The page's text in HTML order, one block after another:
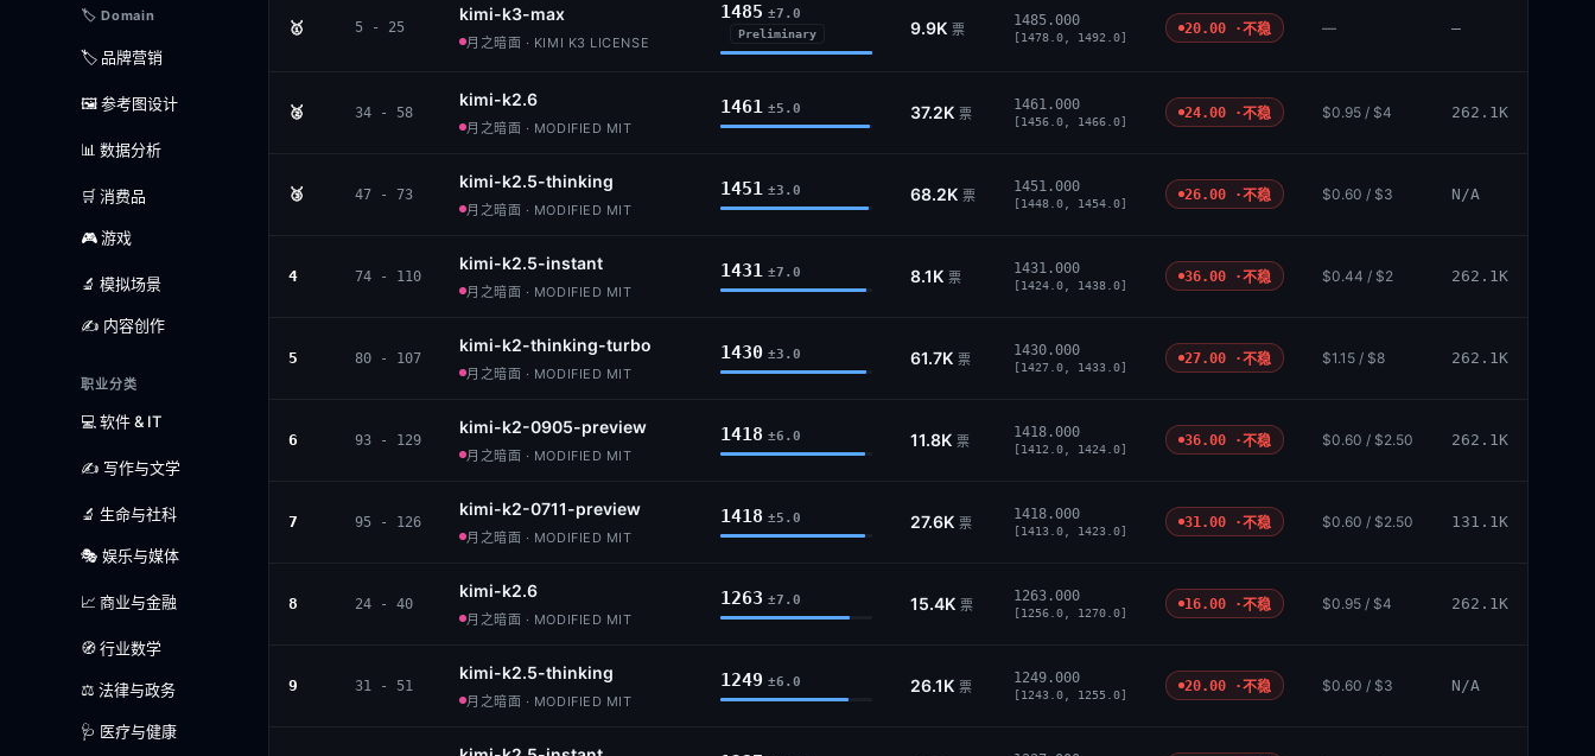
🏷️ Domain
🏷️ 品牌营销
🖼️ 参考图设计
📊 数据分析
🛒 消费品
🎮 游戏
🔬 模拟场景
✍️ 内容创作
职业分类
💻 软件 & IT
✍️ 写作与文学
🔬 生命与社科
🎭 娱乐与媒体
📈 商业与金融
🧭 行业数学
⚖️ 法律与政务
🩺 医疗与健康
🥇 5 - 25
kimi-k3-max
月之暗面 · KIMI K3 LICENSE
1485 ±7.0
Preliminary 9.9K 票
1485.000
[1478.0, 1492.0]
20.00 ·不稳 — —
🥈 34 - 58
kimi-k2.6
月之暗面 · MODIFIED MIT
1461 ±5.0 37.2K 票
1461.000
[1456.0, 1466.0]
24.00 ·不稳 $0.95 / $4 262.1K
🥉 47 - 73
kimi-k2.5-thinking
月之暗面 · MODIFIED MIT
1451 ±3.0 68.2K 票
1451.000
[1448.0, 1454.0]
26.00 ·不稳 $0.60 / $3 N/A
4 74 - 110
kimi-k2.5-instant
月之暗面 · MODIFIED MIT
1431 ±7.0 8.1K 票
1431.000
[1424.0, 1438.0]
36.00 ·不稳 $0.44 / $2 262.1K
5 80 - 107
kimi-k2-thinking-turbo
月之暗面 · MODIFIED MIT
1430 ±3.0 61.7K 票
1430.000
[1427.0, 1433.0]
27.00 ·不稳 $1.15 / $8 262.1K
6 93 - 129
kimi-k2-0905-preview
月之暗面 · MODIFIED MIT
1418 ±6.0 11.8K 票
1418.000
[1412.0, 1424.0]
36.00 ·不稳 $0.60 / $2.50 262.1K
7 95 - 126
kimi-k2-0711-preview
月之暗面 · MODIFIED MIT
1418 ±5.0 27.6K 票
1418.000
[1413.0, 1423.0]
31.00 ·不稳 $0.60 / $2.50 131.1K
8 24 - 40
kimi-k2.6
月之暗面 · MODIFIED MIT
1263 ±7.0 15.4K 票
1263.000
[1256.0, 1270.0]
16.00 ·不稳 $0.95 / $4 262.1K
9 31 - 51
kimi-k2.5-thinking
月之暗面 · MODIFIED MIT
1249 ±6.0 26.1K 票
1249.000
[1243.0, 1255.0]
20.00 ·不稳 $0.60 / $3 N/A